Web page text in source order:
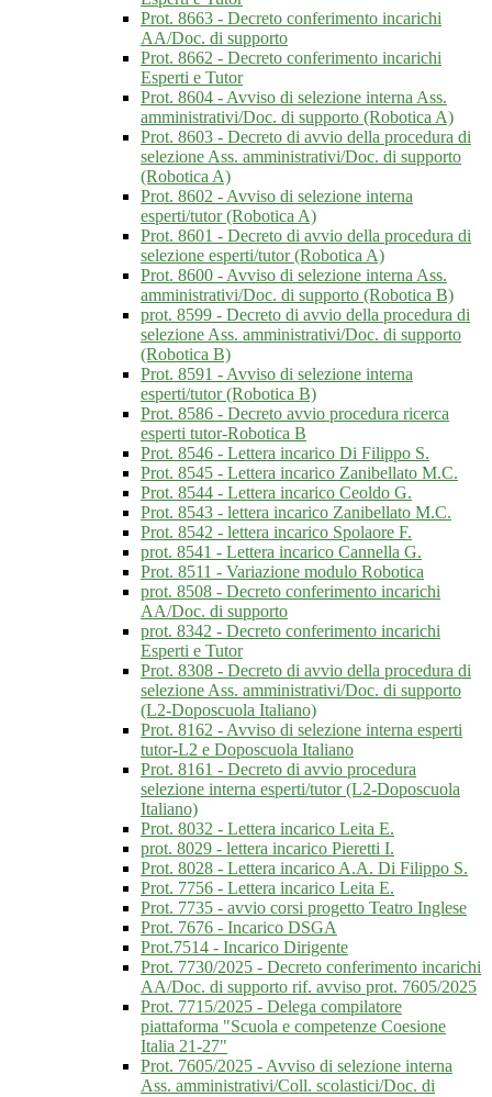
Prot. 8663 - Decreto conferimento incarichi
AA/Doc. di supporto
Prot. 8662 - Decreto conferimento incarichi
Esperti e Tutor
Prot. 8604 - Avviso di selezione interna Ass.
amministrativi/Doc. di supporto (Robotica A)
Prot. 8603 - Decreto di avvio della procedura di
selezione Ass. amministrativi/Doc. di supporto
(Robotica A)
Prot. 8602 - Avviso di selezione interna
esperti/tutor (Robotica A)
Prot. 8601 - Decreto di avvio della procedura di
selezione esperti/tutor (Robotica A)
Prot. 8600 - Avviso di selezione interna Ass.
amministrativi/Doc. di supporto (Robotica B)
prot. 8599 - Decreto di avvio della procedura di
selezione Ass. amministrativi/Doc. di supporto
(Robotica B)
Prot. 8591 - Avviso di selezione interna
esperti/tutor (Robotica B)
Prot. 8586 - Decreto avvio procedura ricerca
esperti tutor-Robotica B
Prot. 8546 - Lettera incarico Di Filippo S.
Prot. 8545 - Lettera incarico Zanibellato M.C.
Prot. 8544 - Lettera incarico Ceoldo G.
Prot. 8543 - lettera incarico Zanibellato M.C.
Prot. 8542 - lettera incarico Spolaore F.
prot. 8541 - Lettera incarico Cannella G.
Prot. 8511 - Variazione modulo Robotica
prot. 8508 - Decreto conferimento incarichi
AA/Doc. di supporto
prot. 8342 - Decreto conferimento incarichi
Esperti e Tutor
Prot. 8308 - Decreto di avvio della procedura di
selezione Ass. amministrativi/Doc. di supporto
(L2-Doposcuola Italiano)
Prot. 8162 - Avviso di selezione interna esperti
tutor-L2 e Doposcuola Italiano
Prot. 8161 - Decreto di avvio procedura
selezione interna esperti/tutor (L2-Doposcuola
Italiano)
Prot. 8032 - Lettera incarico Leita E.
prot. 8029 - lettera incarico Pieretti I.
Prot. 8028 - Lettera incarico A.A. Di Filippo S.
Prot. 7756 - Lettera incarico Leita E.
Prot. 7735 - avvio corsi progetto Teatro Inglese
Prot. 7676 - Incarico DSGA
Prot.7514 - Incarico Dirigente
Prot. 7730/2025 - Decreto conferimento incarichi
AA/Doc. di supporto rif. avviso prot. 7605/2025
Prot. 7715/2025 - Delega compilatore
piattaforma "Scuola e competenze Coesione
Italia 21-27"
Prot. 7605/2025 - Avviso di selezione interna
Ass. amministrativi/Coll. scolastici/Doc. di